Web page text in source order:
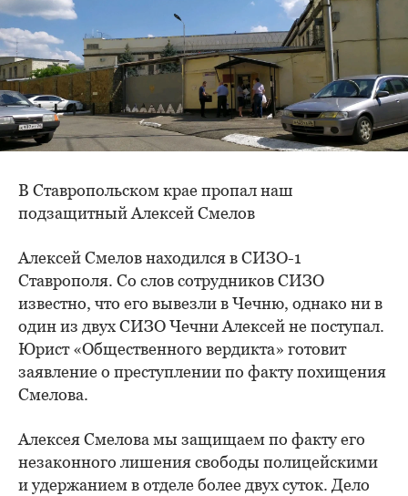
В Ставропольском крае пропал наш
подзащитный Алексей Смелов
Алексей Смелов находился в СИЗО-1
Ставрополя. Со слов сотрудников СИЗО
известно, что его вывезли в Чечню, однако ни в
один из двух СИЗО Чечни Алексей не поступал.
Юрист «Общественного вердикта» готовит
заявление о преступлении по факту похищения
Смелова.
Алексея Смелова мы защищаем по факту его
незаконного лишения свободы полицейскими
и удержанием в отделе более двух суток. Дело